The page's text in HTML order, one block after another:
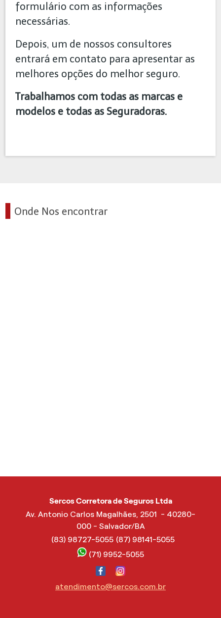
formulário com as informações
necessárias.
Depois, um de nossos consultores
entrará em contato para apresentar as
melhores opções do melhor seguro.
Trabalhamos com todas as marcas e
modelos e todas as Seguradoras.
Onde Nos encontrar
Sercos Corretora de Seguros Ltda
Av. Antonio Carlos Magalhães, 2501 - 40280-
000 - Salvador/BA
(83) 98727-5055 (87) 98141-5055
(71) 9952-5055
atendimento@sercos.com.br